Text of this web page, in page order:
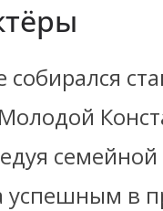
успешным в